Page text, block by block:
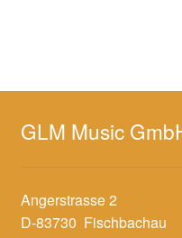
GLM Music
Angerstrasse 2
D-83730 Fischbachau